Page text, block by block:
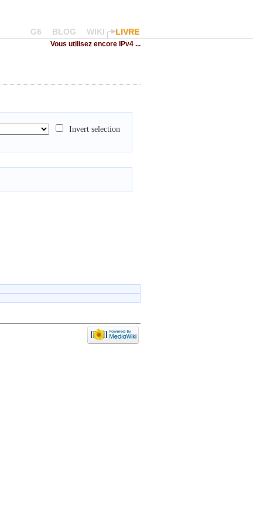
G6 BLOG WIKI LIVRE
Vous utilisez encore IPv4 ...
Invert selection